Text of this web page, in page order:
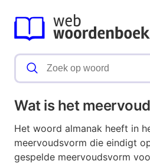
Wat is het
Het woord almanak heeft in
meervoudsvorm die eindigt
gespelde meervoudsvorm